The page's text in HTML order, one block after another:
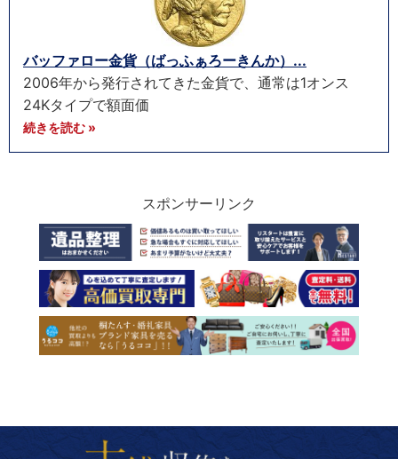
バッファロー金貨（ばっふぁろーきんか）...
2006年から発行されてきた金貨で、通常は1オンス
24Kタイプで額面価
続きを読む »
スポンサーリンク